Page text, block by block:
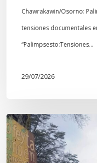
Chawrakawin/Osorno:
tensiones documentales
“Palimpsesto:Tensiones…
29/07/2026
En
defensa
del